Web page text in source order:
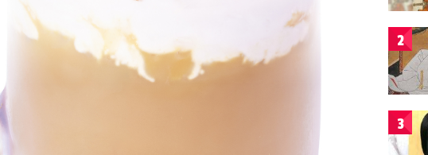
2
3